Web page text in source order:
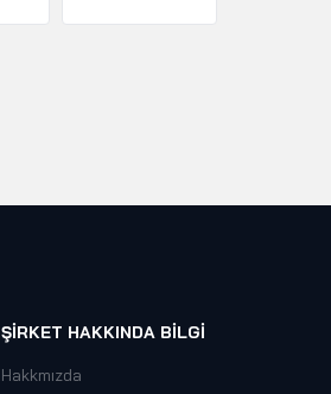
ŞIRKET HAKKINDA BILGI
Hakkmızda